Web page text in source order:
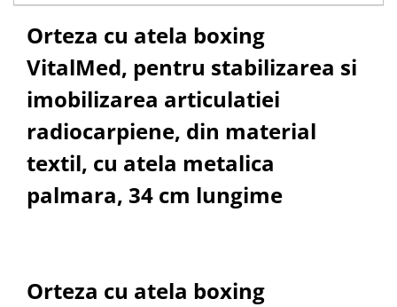
Ondulatoare si placi de par
Ondulatoare
Placi de par
Uscatoare si perii electrice
Uscatoare
Perii electrice
Articole ingrijire copii
Aspiratoare nazale
Diverse
Orteza cu atela boxing
VitalMed, pentru stabilizarea si
imobilizarea articulatiei
radiocarpiene, din material
textil, cu atela metalica
palmara, 34 cm lungime
Orteza cu atela boxing